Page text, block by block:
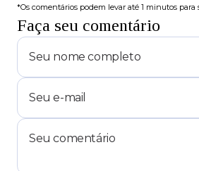
*Os comentários podem levar até 1 minutos para
Faça seu comentário